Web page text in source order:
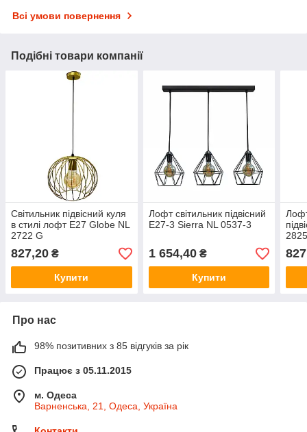
Всі умови повернення
Подібні товари компанії
Світильник підвісний куля
в стилі лофт Е27 Globe NL
2722 G
827,20 ₴
Купити
Лофт світильник підвісний
Е27-3 Sierra NL 0537-3
1 654,40₴
Купити
Про нас
98% позитивних з 85 відгуків за рік
Працює з 05.11.2015
м. Одеса
Варненська, 21, Одеса, Україна